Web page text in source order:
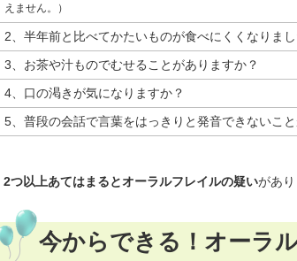
えません。）
2、半年前と比べてかたいものが食べにくくなりまし
3、お茶や汁ものでむせることがありますか？
4、口の渇きが気になりますか？
5、普段の会話で言葉をはっきりと発音できないこ
2つ以上あてはまるとオーラルフレイルの疑いがあり
今からできる！オーラ